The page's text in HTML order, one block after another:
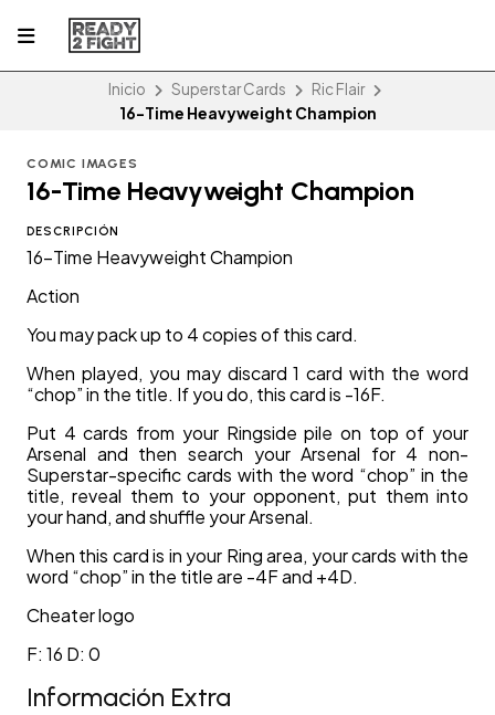
Inicio Superstar Cards
Ric Flair
16-Time Heavyweight Champion
COMIC IMAGES
16-Time Heavyweight Champion
DESCRIPCIÓN
16-Time Heavyweight Champion
Action
You may pack up to 4 copies of this card.
When played, you may discard 1 card with the word
“chop” in the title. If you do, this card is -16F.
Put 4 cards from your Ringside pile on top of your
Arsenal and then search your Arsenal for 4 non-
Superstar-specific cards with the word “chop” in the
title, reveal them to your opponent, put them into
your hand, and shuffle your Arsenal.
When this card is in your Ring area, your cards with the
word “chop” in the title are -4F and +4D.
Cheater logo
F: 16 D: 0
Información Extra